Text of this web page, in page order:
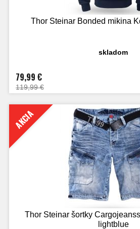
Thor Steinar Bonded mikina
skladom
79,99 €
119,99 €
AKCIA
Thor Steinar šortky
lightblue